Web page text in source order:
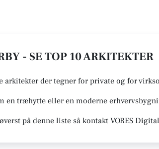
- SE TOP 10 ARKITEKTER
arkitekter der tegner for private og for
en træhytte eller en moderne
på denne liste så kontakt VORES